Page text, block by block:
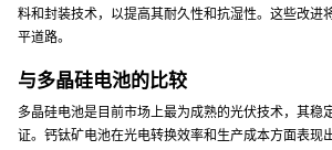
料和封装技术，以提高其耐久性和抗湿性。这些改进
平道路。
与多晶硅电池的比较
多晶硅电池是目前市场上最为成熟的光伏技术，其稳
证。钙钛矿电池在光电转换效率和生产成本方面表现